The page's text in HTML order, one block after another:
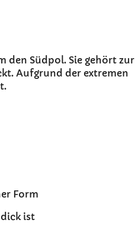
den Südpol. Sie gehört zur
Aufgrund der extremen
Form
ist